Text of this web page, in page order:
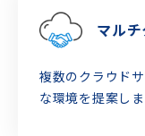
マル
複数のクラウド
な環境を提案しま